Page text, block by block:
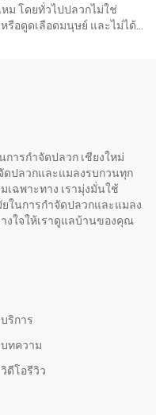
ม โดยทั่วไปปลวกไม่ใช่
รือดูดเลือดมนุษย์ และไม่ได้
ารกำจัดปลวก เชียงใหม่
ดปลวกและแมลงรบกวนทุก
ฉพาะทาง เรามุ่งมั่นใช้
นการกำจัดปลวกและแมลง
งใจให้เราดูแลบ้านของคุณ
บริการ
บทความ
วิดีโอรีวิว